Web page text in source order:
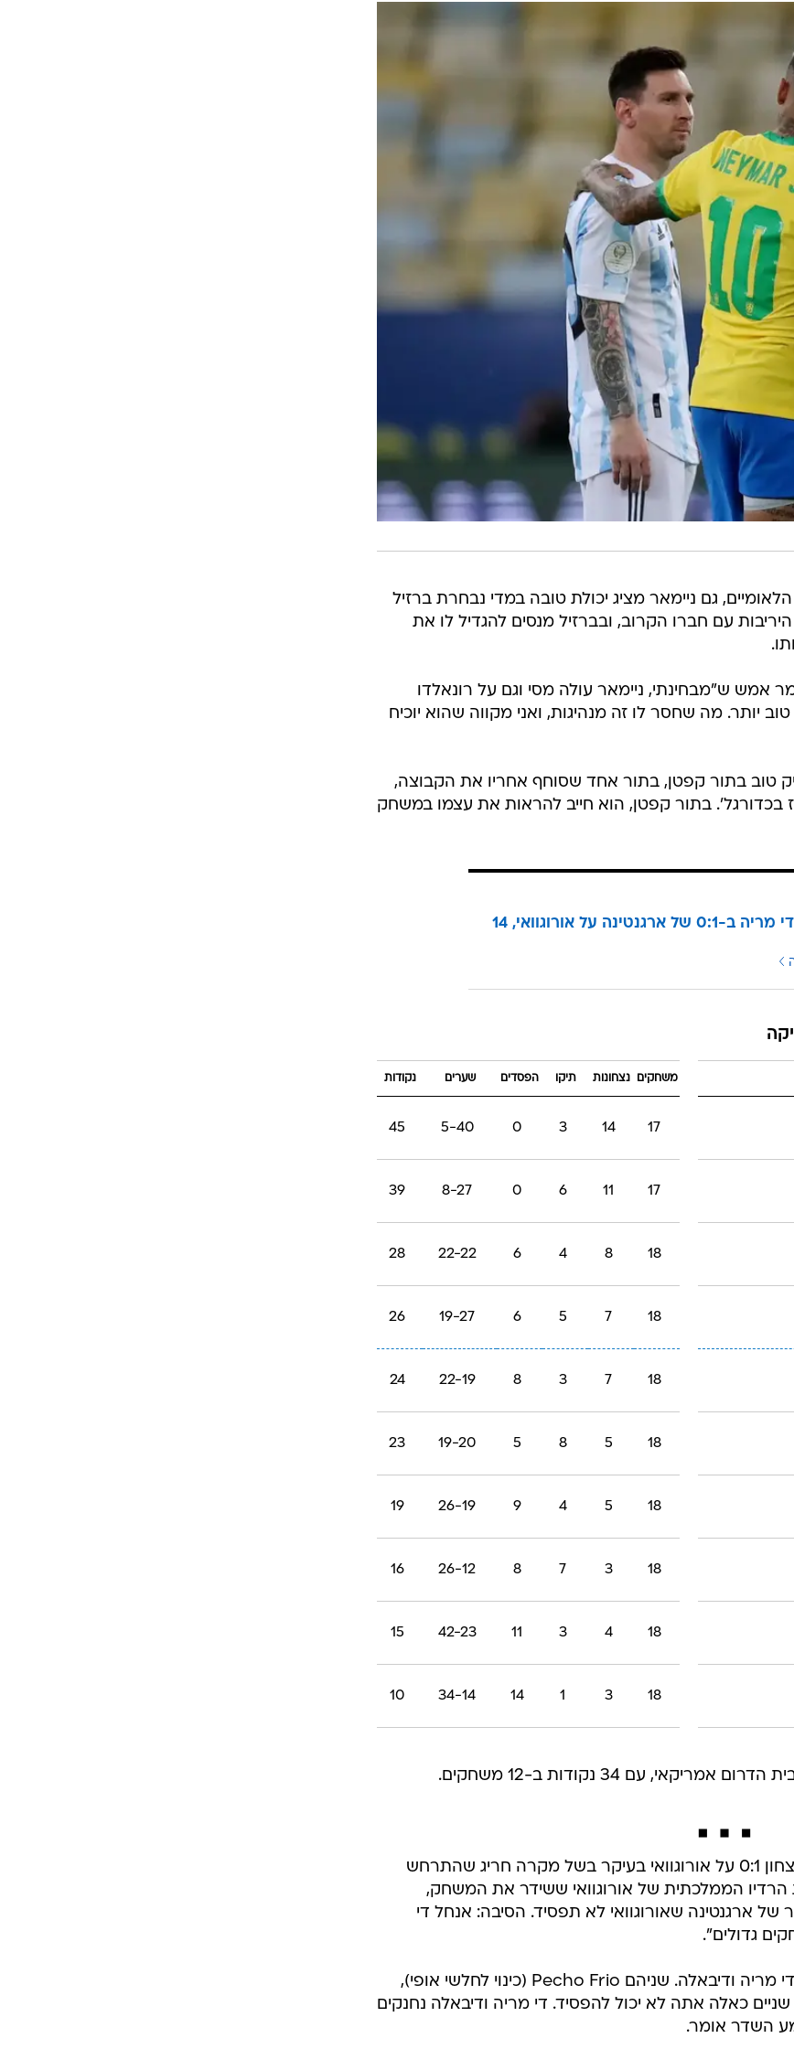
גם ניימאר מציג יכולת טובה במדי נבחרת ברזיל
עם חברו הקרוב, ובברזיל מנסים להגדיל לו את
אמש ש"מבחינתי, ניימאר עולה מסי וגם על רונאלדו
יותר. מה שחסר לו זה מנהיגות, ואני מקווה שהוא יוכיח
טוב בתור קפטן, בתור אחד שסוחף אחריו את הקבוצה,
שאומר, 'אני משקיע 100 אחוז בכדורגל'. בתור קפטן, הוא חייב להראות את עצמו במשחק
שער ענק לדי מריה ב-0:1 של ארגנטינה על אורוגוואי, 14
משחקים נצחונות תיקו הפסדים שערים נקודות
17
14
3
0
5-40
45
17
11
6
0
8-27
39
18
8
4
6
22-22
28
18
7
5
6
19-27
26
18
7
3
8
22-19
24
18
5
8
5
19-20
23
18
5
4
9
26-19
19
18
3
7
8
26-12
16
18
4
3
11
42-23
15
18
3
1
14
34-14
10
ברזיל תגיע למשחק מהמקום הראשון בבית הדרום אמריקאי, עם 34 נקודות ב-12 משחקים.
בארגנטינה, אגב, ממשיכים לחגוג את הניצחון 0:1 על אורוגוואי בעיקר בשל מקרה חריג שהתרחש
הרדיו הממלכתית של אורוגוואי ששידר את המשחק,
של ארגנטינה שאורוגוואי לא תפסיד. הסיבה: אנחל די
גדולים".
"מסי בחוץ, וזה אומר שהכל על הגב של די מריה ודיבאלה. שניהם Pecho Frio (כינוי לחלשי אופי),
כאלה אתה לא יכול להפסיד. די מריה ודיבאלה נחנקים
השדר אומר.